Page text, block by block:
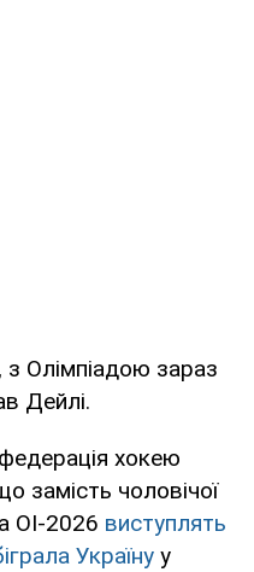
з Олімпіадою зараз
Дейлі.
хокею
замість чоловічої
ОІ-2026 виступлять
Україну у